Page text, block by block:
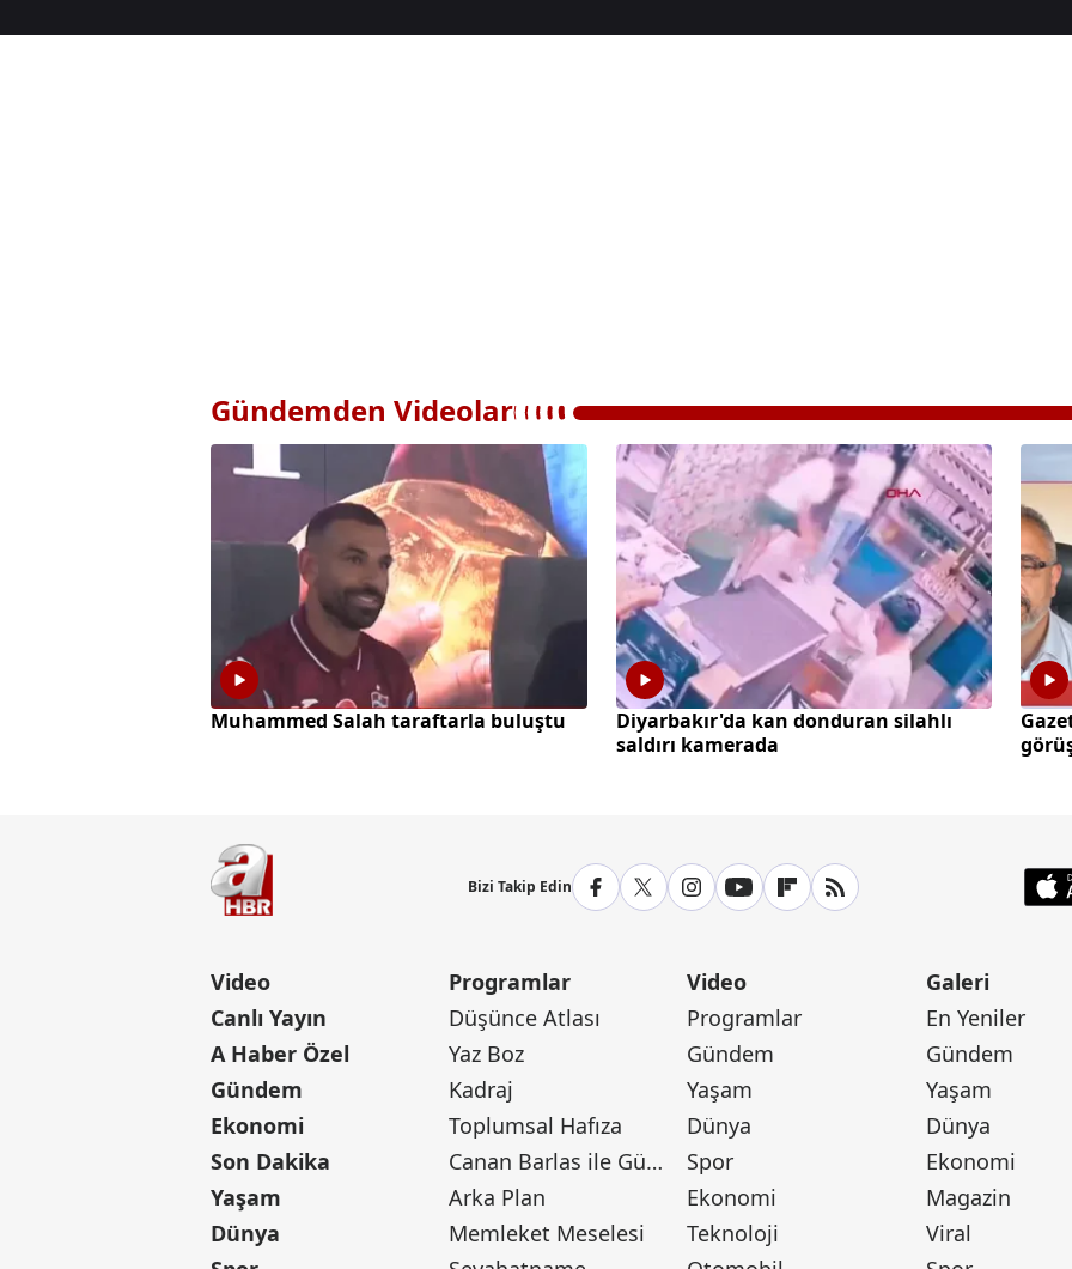
Gündemden Videolar
Muhammed Salah taraftarla buluştu
Diyarbakır'da kan donduran silahlı
saldırı kamerada
Bizi Takip Edin
Video
Canlı Yayın
A Haber Özel
Gündem
Ekonomi
Son Dakika
Yaşam
Dünya
Programlar
Düşünce Atlası
Yaz Boz
Kadraj
Toplumsal Hafıza
Canan Barlas ile Gündem
Arka Plan
Memleket Meselesi
Video
Programlar
Gündem
Yaşam
Dünya
Spor
Ekonomi
Teknoloji
Galeri
En Yeniler
Gündem
Yaşam
Dünya
Ekonomi
Magazin
Viral